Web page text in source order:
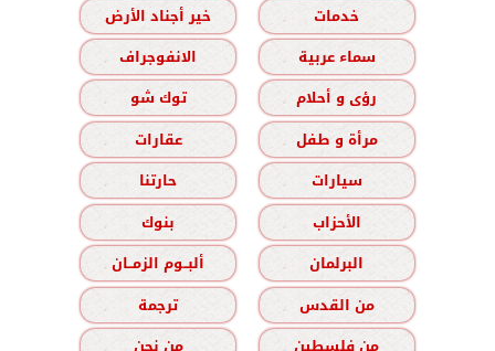
خدمات
خير أجناد الأرض
سماء عربية
الانفوجراف
رؤى و أحلام
توك شو
مرأة و طفل
عقارات
سيارات
حارتنا
الأحزاب
بنوك
البرلمان
ألبــوم الزمــان
من القدس
ترجمة